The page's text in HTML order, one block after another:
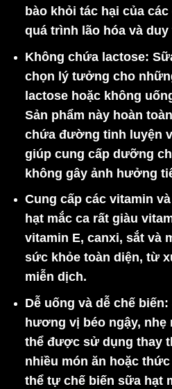
bào khỏi tác hại của
quá trình lão hóa và
Không chứa lactose:
chọn lý tưởng cho
lactose hoặc không
Sản phẩm này hoàn
chứa đường tinh luyện
giúp cung cấp dưỡng
không gây ảnh hưởng
Cung cấp các vitamin
hạt mắc ca rất giàu
vitamin E, canxi, sắt và
sức khỏe toàn diện, từ
miễn dịch.
Dễ uống và dễ chế biến:
hương vị béo ngậy, nhẹ
thể được sử dụng thay
nhiều món ăn hoặc
thể tự chế biến sữa hạt